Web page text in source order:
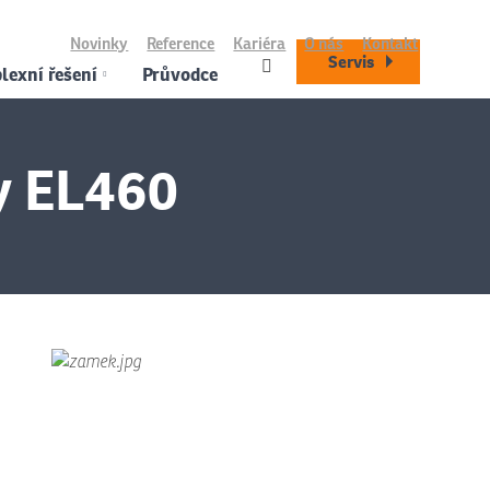
řešení Průvodce Servis
Novinky Reference Kariéra O nás Kontakt
EL460